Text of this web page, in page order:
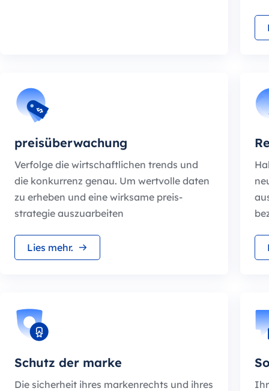
preisüberwachung
Verfolge die wirtschaftlichen trends und
die konkurrenz genau. Um wertvolle daten
zu erheben und eine wirksame preis-
strategie auszuarbeiten
Lies mehr.
Schutz der marke
Die sicherheit ihres markenrechts und ihres